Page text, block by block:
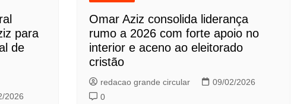
para
de
2026
Omar Aziz consolida liderança
rumo a 2026 com forte apoio no
interior e aceno ao eleitorado
cristão
redacao grande circular
09/02/2026
0